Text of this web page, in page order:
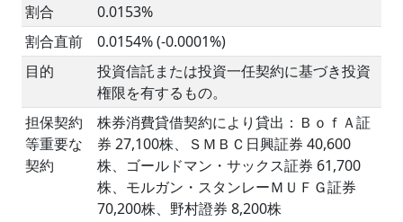
割合
0.0153%
割合直前
0.0154% (-0.0001%)
目的
投資信託または投資一任契約に基づき投資
権限を有するもの。
担保契約
等重要な
契約
株券消費貸借契約により貸出：ＢｏｆＡ証
券 27,100株、ＳＭＢＣ日興証券 40,600
株、ゴールドマン・サックス証券 61,700
株、モルガン・スタンレーＭＵＦＧ証券
70,200株、野村證券 8,200株